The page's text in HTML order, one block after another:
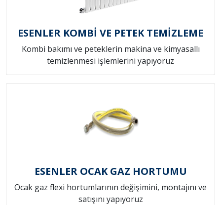
ESENLER KOMBİ VE PETEK TEMİZLEME
Kombi bakımı ve peteklerin makina ve kimyasallı
temizlenmesi işlemlerini yapıyoruz
ESENLER OCAK GAZ HORTUMU
Ocak gaz flexi hortumlarının değişimini, montajını ve
satışını yapıyoruz